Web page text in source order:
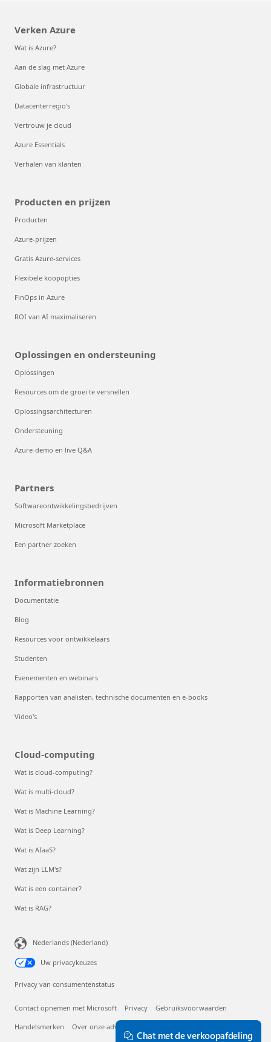
Verken Azure
Wat is Azure?
Aan de slag met Azure
Globale infrastructuur
Datacenterregio's
Vertrouw je cloud
Azure Essentials
Verhalen van klanten
Producten en prijzen
Producten
Azure-prijzen
Gratis Azure-services
Flexibele koopopties
FinOps in Azure
ROI van AI maximaliseren
Oplossingen en ondersteuning
Oplossingen
Resources om de groei te versnellen
Oplossingsarchitecturen
Ondersteuning
Azure-demo en live Q&A
Partners
Softwareontwikkelingsbedrijven
Microsoft Marketplace
Een partner zoeken
Informatiebronnen
Documentatie
Blog
Resources voor ontwikkelaars
Studenten
Evenementen en webinars
Rapporten van analisten, technische documenten en e-books
Video's
Cloud-computing
Wat is cloud-computing?
Wat is multi-cloud?
Wat is Machine Learning?
Wat is Deep Learning?
Wat is AIaaS?
Wat zijn LLM's?
Wat is een container?
Wat is RAG?
Nederlands (Nederland)
Uw privacykeuzes
Privacy van consumentenstatus
Contact opnemen met Microsoft Privacy Gebruiksvoorwaarden
Handelsmerken Over onze advertenties
Chat met de verkoopafdeling